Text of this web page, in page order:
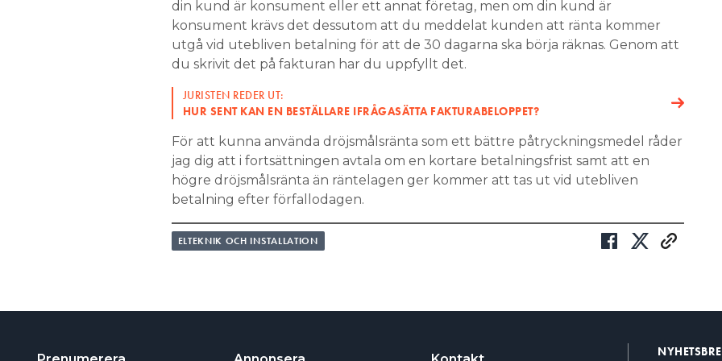
din kund är konsument eller ett annat företag, men om din kund är
konsument krävs det dessutom att du meddelat kunden att ränta kommer
utgå vid utebliven betalning för att de 30 dagarna ska börja räknas. Genom att
du skrivit det på fakturan har du uppfyllt det.
JURISTEN REDER UT:
HUR SENT KAN EN BESTÄLLARE IFRÅGASÄTTA FAKTURABELOPPET?
För att kunna använda dröjsmålsränta som ett bättre påtryckningsmedel råder
jag dig att i fortsättningen avtala om en kortare betalningsfrist samt att en
högre dröjsmålsränta än räntelagen ger kommer att tas ut vid utebliven
betalning efter förfallodagen.
ELTEKNIK OCH INSTALLATION